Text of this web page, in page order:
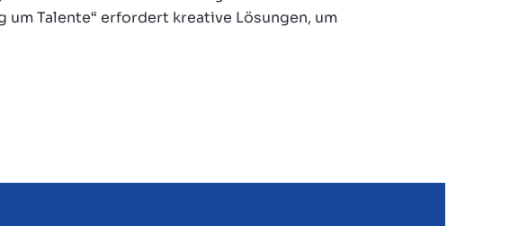
Talente“ erfordert kreative Lösungen, um